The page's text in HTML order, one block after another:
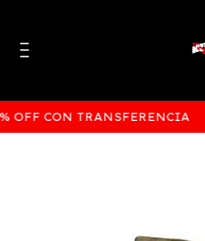
CON TRANSFERENCIA